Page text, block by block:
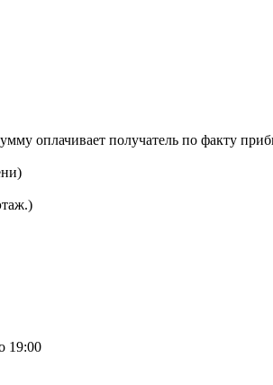
оплачивает получатель по факту
19:00